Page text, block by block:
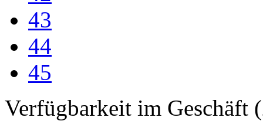
43
44
45
Verfügbarkeit im Geschäft